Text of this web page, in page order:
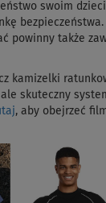
swoim
powinny także
kamizelki
skuteczny
, aby obejrzeć